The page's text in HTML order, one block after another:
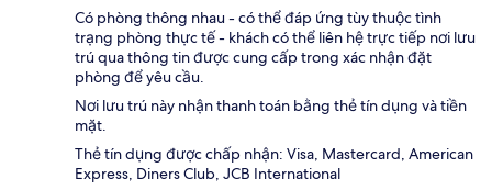
Có phòng thông nhau - có thể đáp ứng tùy thuộc tình
trạng phòng thực tế - khách có thể liên hệ trực tiếp nơi lưu
trú qua thông tin được cung cấp trong xác nhận đặt
phòng để yêu cầu.
Nơi lưu trú này nhận thanh toán bằng thẻ tín dụng và tiền
mặt.
Thẻ tín dụng được chấp nhận: Visa, Mastercard, American
Express, Diners Club, JCB International